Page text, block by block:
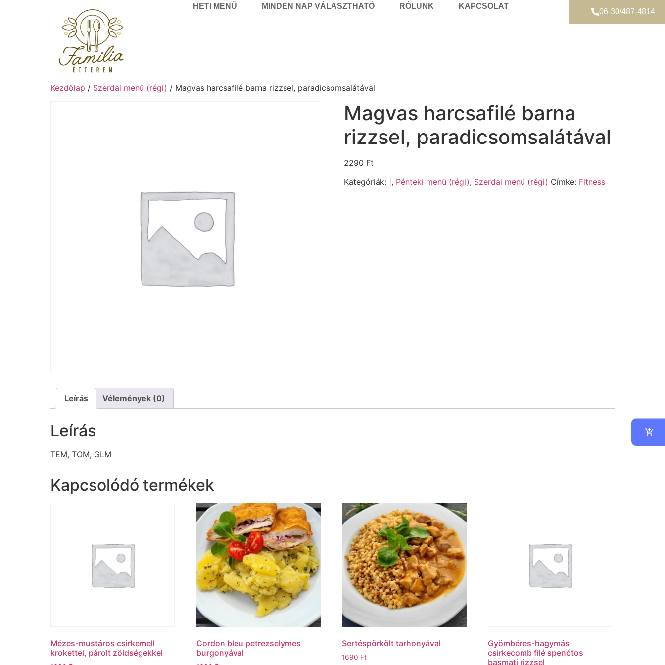
HETI MENÜ MINDEN NAP VÁLASZTHATÓ RÓLUNK KAPCSOLAT
06-30/487-4814
Kezdőlap / Szerdai menü (régi) / Magvas harcsafilé barna rizzsel, paradicsomsalátával
Magvas harcsafilé barna
rizzsel, paradicsomsalátával
2290 Ft
Kategóriák: , Pénteki menü (régi), Szerdai menü (régi) Címke: Fitness
Leírás Vélemények (0)
Leírás
TEM, TOM, GLM
Kapcsolódó termékek
Mézes-mustáros csirkemell
krokettel, párolt zöldségekkel
Cordon bleu petrezselymes
burgonyával
Sertéspörkölt tarhonyával
1690 Ft
Gyömbéres-hagymás
csirkecomb filé spenótos
basmati rizzsel